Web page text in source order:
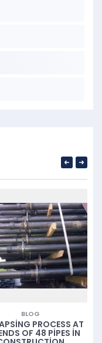
BLOG
PROCESS AT
OF 48 PIPES IN